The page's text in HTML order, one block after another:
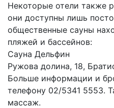
Некоторые отели также
они доступны лишь
общественные сауны
пляжей и бассейнов:
Сауна Дельфин
Ружова долина, 18,
Больше информации и
телефону 02/5341 5553.
массаж.